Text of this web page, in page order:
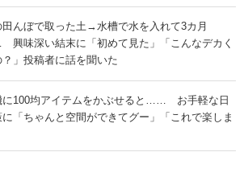
田んぼで取った土→水槽で水を入れて3カ月
味深い結末に「初めて見た」「こんなデカく
？」投稿者に話を聞いた
に100均アイテムをかぶせると…… お手軽な日
「ちゃんと空間ができてグー」「これで楽しま